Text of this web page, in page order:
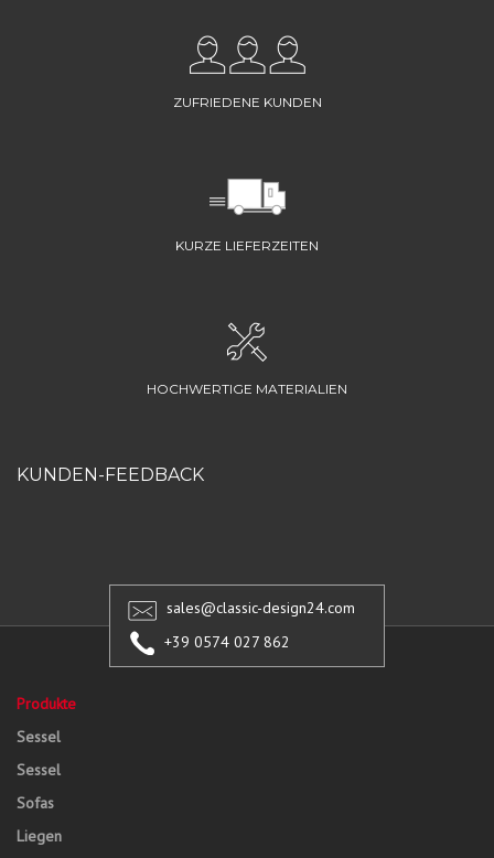
ZUFRIEDENE KUNDEN
KURZE LIEFERZEITEN
HOCHWERTIGE MATERIALIEN
KUNDEN-FEEDBACK
sales@classic-design24.com
+39 0574 027 862
Produkte
Sessel
Sessel
Sofas
Liegen